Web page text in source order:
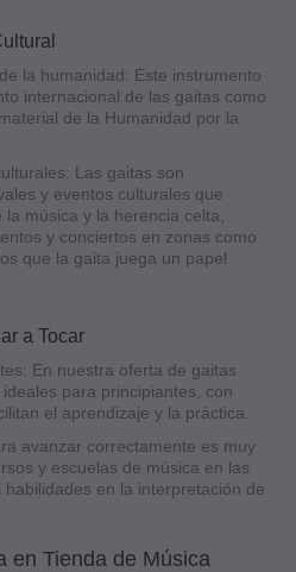
la humanidad: Este instrumento
internacional de las gaitas como
de la Humanidad por la
Las gaitas son
y eventos culturales que
música y la herencia celta,
y conciertos en zonas como
que la gaita juega un papel
a Tocar
En nuestra oferta de gaitas
para principiantes, con
el aprendizaje y la práctica.
avanzar correctamente es muy
y escuelas de música en las
en la interpretación de
en Tienda de Música